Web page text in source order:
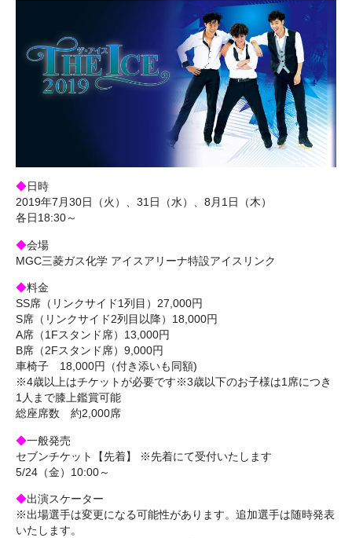
◆日時
2019年7月30日（火）、31日（水）、8月1日（木）
各日18:30～
◆会場
MGC三菱ガス化学 アイスアリーナ特設アイスリンク
◆料金
SS席（リンクサイド1列目）27,000円
S席（リンクサイド2列目以降）18,000円
A席（1Fスタンド席）13,000円
B席（2Fスタンド席）9,000円
車椅子 18,000円（付き添いも同額)
※4歳以上はチケットが必要です※3歳以下のお子様は1席につき
1人まで膝上鑑賞可能
総座席数 約2,000席
◆一般発売
セブンチケット【先着】 ※先着にて受付いたします
5/24（金）10:00～
◆出演スケーター
※出場選手は変更になる可能性があります。追加選手は随時発表
いたします。